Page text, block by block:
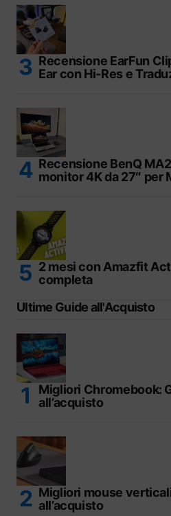
Recensione EarFun
Ear con Hi-Res e
Recensione BenQ
monitor 4K da 27″ per
2 mesi con Amazfit
completa
Ultime Guide all'Acquisto
Migliori Chromebook:
all’acquisto
Migliori mouse
all’acquisto